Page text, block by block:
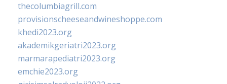
thecolumbiagrill.com
provisionscheeseandwineshoppe.com
khedi2023.org
akademikgeriatri2023.org
marmarapediatri2023.org
emchie2023.org